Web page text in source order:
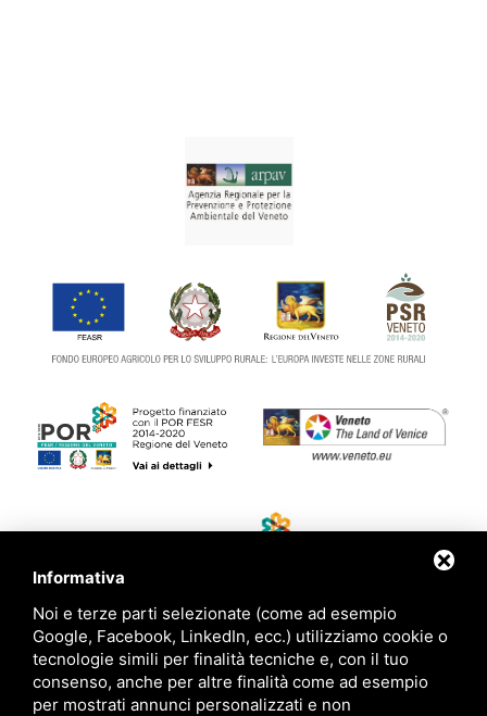
CONTATTI
Informativa
Noi e terze parti selezionate (come ad esempio
Google, Facebook, LinkedIn, ecc.) utilizziamo cookie o
tecnologie simili per finalità tecniche e, con il tuo
consenso, anche per altre finalità come ad esempio
per mostrati annunci personalizzati e non